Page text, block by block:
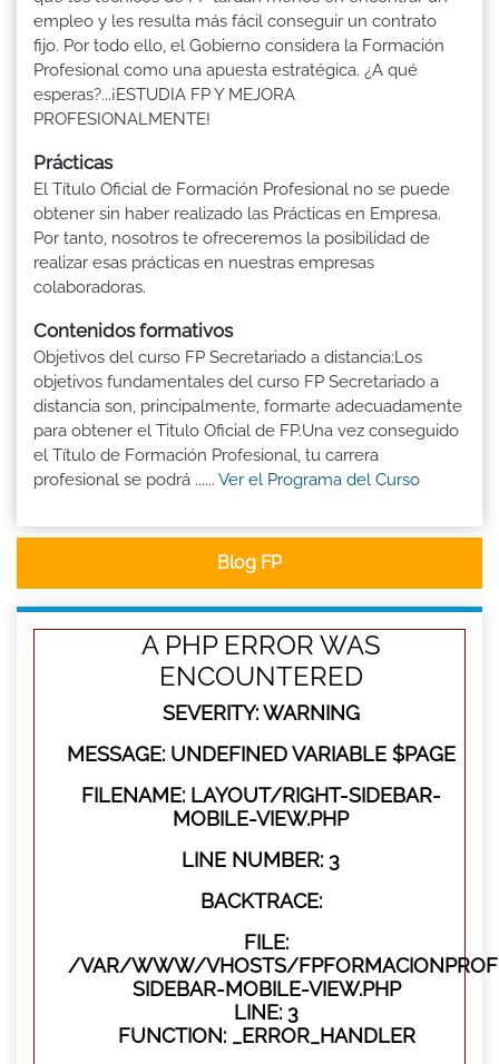
empleo y les resulta más fácil conseguir un contrato
fijo. Por todo ello, el Gobierno considera la Formación
Profesional como una apuesta estratégica. ¿A qué
esperas?...¡ESTUDIA FP Y MEJORA
PROFESIONALMENTE!
Prácticas
El Título Oficial de Formación Profesional no se puede
obtener sin haber realizado las Prácticas en Empresa.
Por tanto, nosotros te ofreceremos la posibilidad de
realizar esas prácticas en nuestras empresas
colaboradoras.
Contenidos formativos
Objetivos del curso FP Secretariado a distancia:Los
objetivos fundamentales del curso FP Secretariado a
distancia son, principalmente, formarte adecuadamente
para obtener el Titulo Oficial de FP.Una vez conseguido
el Título de Formación Profesional, tu carrera
profesional se podrá ...... Ver el Programa del Curso
Blog FP
A PHP ERROR WAS
ENCOUNTERED
SEVERITY: WARNING
MESSAGE: UNDEFINED VARIABLE $PAGE
FILENAME: LAYOUT/RIGHT-SIDEBAR-
MOBILE-VIEW.PHP
LINE NUMBER: 3
BACKTRACE:
FILE:
/VAR/WWW/VHOSTS/
SIDEBAR-MOBILE-VIEW.PHP
LINE: 3
FUNCTION: _ERROR_HANDLER